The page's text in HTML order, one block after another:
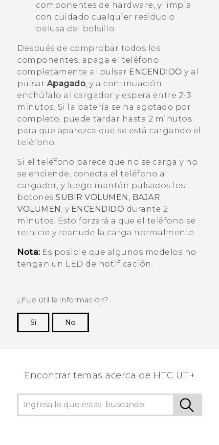
componentes de hardware, y limpia
con cuidado cualquier residuo o
pelusa del bolsillo.
Después de comprobar todos los
componentes, apaga el teléfono
completamente al pulsar ENCENDIDO y al
pulsar Apagado, y a continuación
enchúfalo al cargador y espera entre 2-3
minutos. Si la batería se ha agotado por
completo, puede tardar hasta 2 minutos
para que aparezca que se está cargando el
teléfono.
Si el teléfono parece que no se carga y no
se enciende, conecta el teléfono al
cargador, y luego mantén pulsados los
botones SUBIR VOLUMEN , BAJAR
VOLUMEN , y ENCENDIDO durante 2
minutos. Esto forzará a que el teléfono se
reinicie y reanude la carga normalmente.
Nota:Es posible que algunos modelos no
tengan un LED de notificación.
¿Fue útil la información?
Si
No
Encontrar temas acerca de HTC U11+